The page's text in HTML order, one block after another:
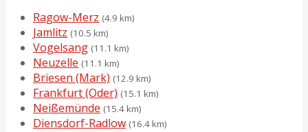
Ragow-Merz (4.9 km)
Jamlitz (10.5 km)
Vogelsang (11.1 km)
Neuzelle (11.1 km)
Briesen (Mark) (12.9 km)
Frankfurt (Oder) (15.1 km)
Neißemünde (15.4 km)
Diensdorf-Radlow (16.4 km)